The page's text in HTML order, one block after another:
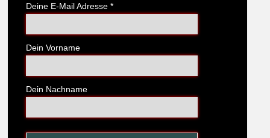
Deine E-Mail Adresse *
Dein Vorname
Dein Nachname